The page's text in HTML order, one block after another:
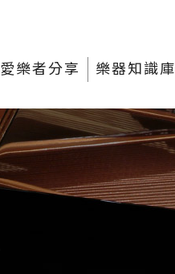
愛樂者分享 樂器知識庫